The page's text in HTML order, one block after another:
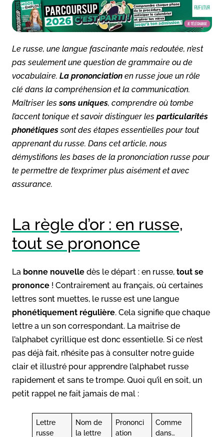
Le russe, une langue fascinante mais redoutée, n’est
pas seulement une question de grammaire ou de
vocabulaire. La prononciation en russe joue un rôle
clé dans la compréhension et la communication.
Maîtriser lessons uniques, comprendre où tombe
l’accent tonique et savoir distinguer les particularités
phonétiquessont des étapes essentielles pour tout
apprenant du russe. Dans cet article, nous
démystifions les bases de la prononciation russe pour
te permettre de t’exprimer plus aisément et avec
assurance.
La règle d’or : en russe,
tout se prononce
La bonne nouvelle dès le départ : en russe, tout se
prononce ! Contrairement au français, où certaines
lettres sont muettes, le russe est une langue
phonétiquement régulière. Cela signifie que chaque
lettre a un son correspondant. La maitrise de
l’alphabet cyrillique est donc essentielle. Si ce n’est
pas déjà fait, n’hésite pas à consulter notre guide
clair et illustré pour apprendre l’alphabet russe
rapidement et sans te trompe. Quoi qu’il en soit, un
petit rappel ne fait jamais de mal :
Lettre
russe
Nom de
la lettre
Prononci
ation
Comme
dans…